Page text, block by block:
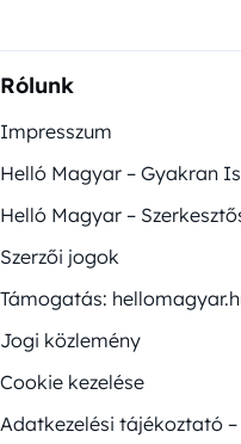
Rólunk
Impresszum
Helló Magyar – Gyakran
Helló Magyar –
Szerzői jogok
Támogatás:
Jogi közlemény
Cookie kezelése
Adatkezelési tájékoztató